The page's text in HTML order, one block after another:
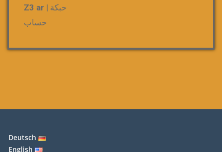
حبكة | Z3 ar
حساب
Deutsch
English